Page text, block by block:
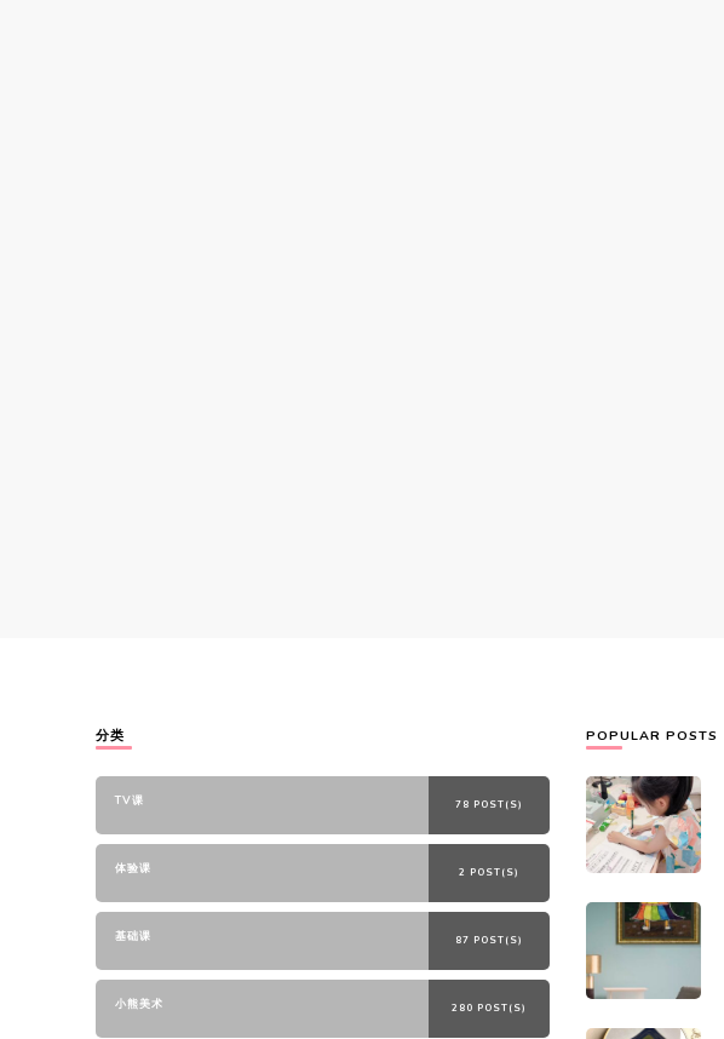
分类
TV课 78 POST(S)
体验课 2 POST(S)
基础课 87 POST(S)
小熊美术 280 POST(S)
POPULAR POSTS